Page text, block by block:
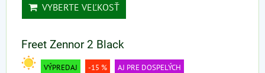
VYBERTE VEĽKOSŤ
Freet Zennor 2 Black
VÝPREDAJ -15 % AJ PRE DOSPELÝCH